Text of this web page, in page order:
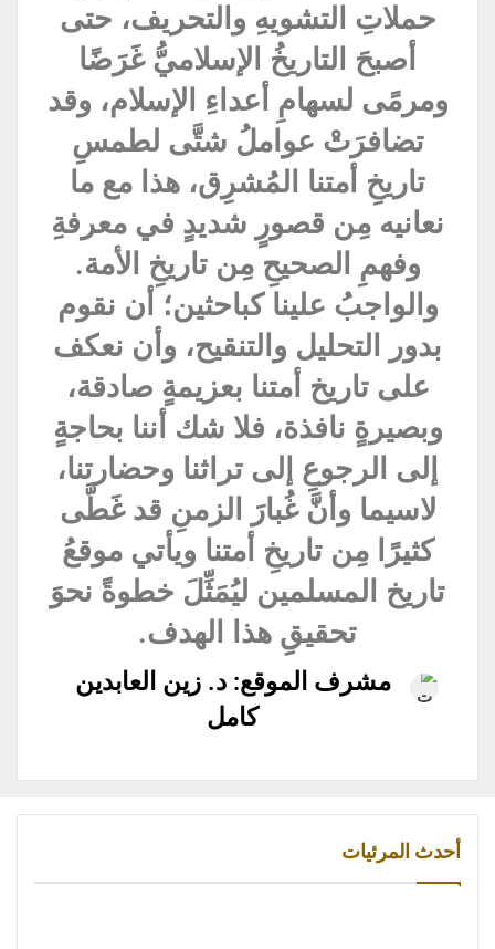
حملاتِ التشويهِ والتحريف، حتى
أصبحَ التاريخُ الإسلاميُّ غَرَضًا
ومرمًى لسهامِ أعداءِ الإسلام، وقد
تضافرَتْ عواملُ شتَّى لطمسِ
تاريخِ أمتنا المُشرِق، هذا مع ما
نعانيه مِن قصورٍ شديدٍ في معرفةِ
وفهمِ الصحيحِ مِن تاريخِ الأمة.
والواجبُ علينا كباحثين؛ أن نقوم
بدور التحليل والتنقيح، وأن نعكف
على تاريخ أمتنا بعزيمةٍ صادقة،
وبصيرةٍ نافذة، فلا شك أننا بحاجةٍ
إلى الرجوعِ إلى تراثنا وحضارتنا،
لاسيما وأنَّ غُبارَ الزمنِ قد غَطَّى
كثيرًا مِن تاريخِ أمتنا ويأتي موقعُ
تاريخ المسلمين ليُمَثِّلَ خطوةً نحوَ
تحقيقِِ هذا الهدف.
مشرف الموقع: د. زين العابدين
كامل
أحدث المرئيات